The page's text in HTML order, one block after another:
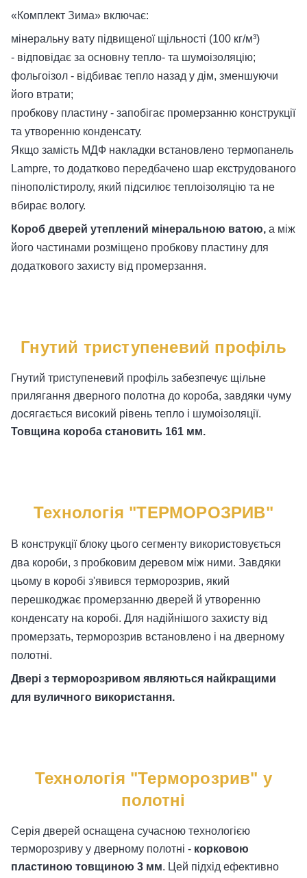
«Комплект Зима» включає:
мінеральну вату підвищеної щільності (100 кг/м³)
- відповідає за основну тепло- та шумоізоляцію;
фольгоізол - відбиває тепло назад у дім, зменшуючи
його втрати;
пробкову пластину - запобігає промерзанню конструкції
та утворенню конденсату.
Якщо замість МДФ накладки встановлено термопанель
Lampre, то додатково передбачено шар екструдованого
пінополістиролу, який підсилює теплоізоляцію та не
вбирає вологу.
Короб дверей утеплений мінеральною ватою, а між
його частинами розміщено пробкову пластину для
додаткового захисту від промерзання.
Гнутий триступеневий профіль
Гнутий триступеневий профіль забезпечує щільне
прилягання дверного полотна до короба, завдяки чуму
досягається високий рівень тепло і шумоізоляції.
Товщина короба становить 161 мм.
Технологія "ТЕРМОРОЗРИВ"
В конструкції блоку цього сегменту використовується
два короби, з пробковим деревом між ними. Завдяки
цьому в коробі з'явився терморозрив, який
перешкоджає промерзанню дверей й утворенню
конденсату на коробі. Для надійнішого захисту від
промерзать, терморозрив встановлено і на дверному
полотні.
Двері з терморозривом являються найкращими
для вуличного використання.
Технологія "Терморозрив" у
полотні
Серія дверей оснащена сучасною технологією
терморозриву у дверному полотні - корковою
пластиною товщиною 3 мм. Цей підхід ефективно